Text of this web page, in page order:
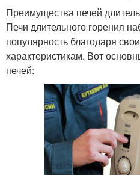
Преимущества печей
Печи длительного горения
популярность благодаря
характеристикам. Вот
печей: